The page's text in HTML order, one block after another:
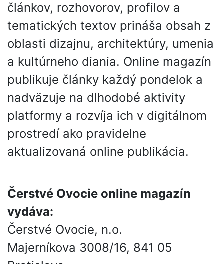
článkov, rozhovorov, profilov a
tematických textov prináša obsah z
oblasti dizajnu, architektúry, umenia
a kultúrneho diania. Online magazín
publikuje články každý pondelok a
nadväzuje na dlhodobé aktivity
platformy a rozvíja ich v digitálnom
prostredí ako pravidelne
aktualizovaná online publikácia.
Čerstvé Ovocie online magazín
vydáva:
Čerstvé Ovocie, n.o.
Majerníkova 3008/16, 841 05